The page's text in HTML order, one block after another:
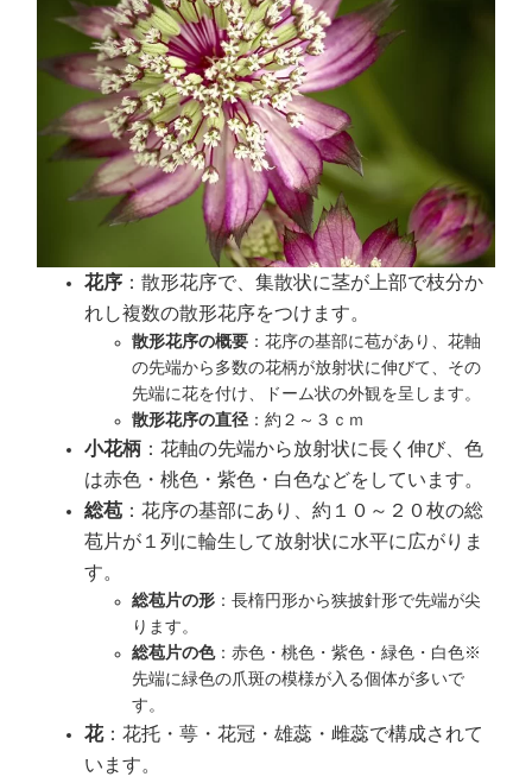
花序 ：散形花序で、集散状に茎が上部で枝分か
れし複数の散形花序をつけます。
散形花序の概要 ：花序の基部に苞があり、花軸
の先端から多数の花柄が放射状に伸びて、その
先端に花を付け、ドーム状の外観を呈します。
散形花序の直径 ：約２～３ｃｍ
小花柄 ：花軸の先端から放射状に長く伸び、色
は赤色・桃色・紫色・白色などをしています。
総苞 ：花序の基部にあり、約１０～２０枚の総
苞片が１列に輪生して放射状に水平に広がりま
す。
総苞片の形 ：長楕円形から狭披針形で先端が尖
ります。
総苞片の色：赤色・桃色・紫色・緑色・白色※
先端に緑色の爪斑の模様が入る個体が多いで
す。
花：花托・萼・花冠・雄蕊・雌蕊で構成されて
います。